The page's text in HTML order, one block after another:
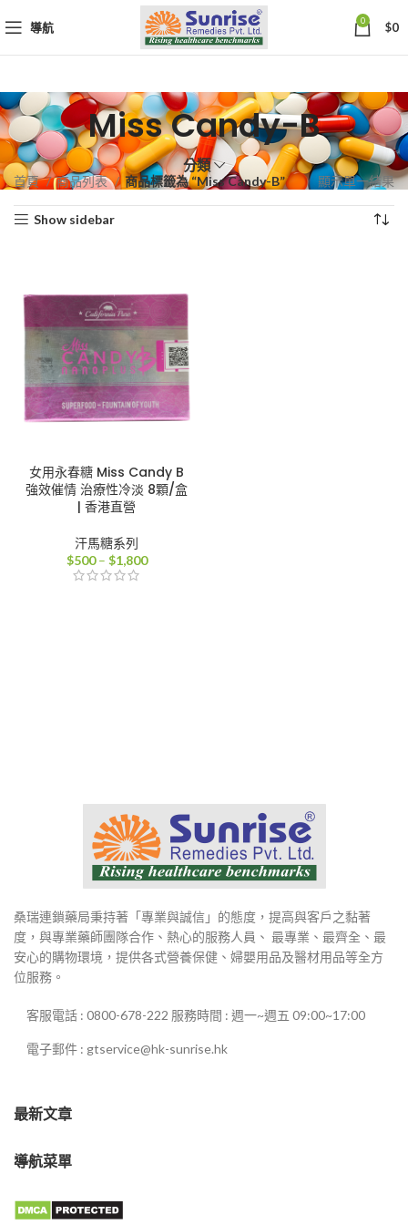
導航 0 $0
Miss Candy-B
分類
首頁 商品列表 商品標籤為 “Miss Candy-B” 顯示單一結果
Show sidebar
女用永春糖 Miss Candy B
強效催情 治療性冷淡 8顆/盒
| 香港直營
汗馬糖系列
$500 – $1,800價
桑瑞連鎖藥局秉持著「專業與誠信」的態度，提高與客戶之黏著
度，與專業藥師團隊合作、熱心的服務人員、 最專業、最齊全、最
安心的購物環境，提供各式營養保健、婦嬰用品及醫材用品等全方
位服務。
客服電話 : 0800-678-222 服務時間 : 週一~週五 09:00~17:00
電子郵件 : gtservice@hk-sunrise.hk
最新文章
導航菜單